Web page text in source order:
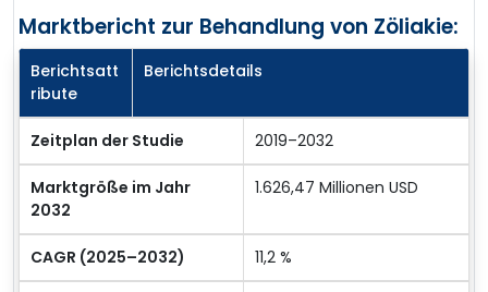
Marktbericht zur Behandlung von Zöliakie:
Berichtsatt
ribute
Berichtsdetails
Zeitplan der Studie 2019–2032
Marktgröße im Jahr
2032
1.626,47 Millionen USD
CAGR (2025–2032) 11,2 %